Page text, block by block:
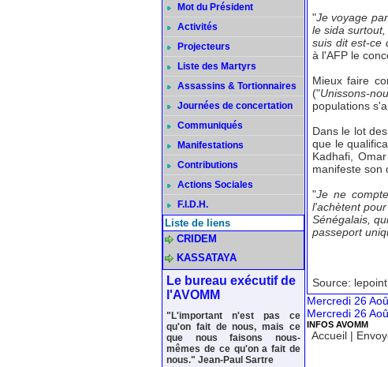
Mot du Président
Activités
Projecteurs
Liste des Martyrs
Assassins & Tortionnaires
Journées de concertation
Communiqués
Manifestations
Contributions
Actions Sociales
F.I.D.H.
Liste de liens
CRIDEM
KASSATAYA
Le bureau exécutif de
l'AVOMM
"L'important n'est pas ce
qu'on fait de nous, mais ce
que nous faisons nous-
mêmes de ce qu'on a fait de
nous." Jean-Paul Sartre
"Je voyage
le sida
suis dit est-ce
à l'AFP le
Mieux faire
("Unissons-
populations
Dans le lot
que le
Kadhafi,
manifeste son
"Je ne
l'achètent
Sénégalais,
passeport
Source:
Mercredi 26
Mercredi 26
INFOS AVOMM
Accueil |